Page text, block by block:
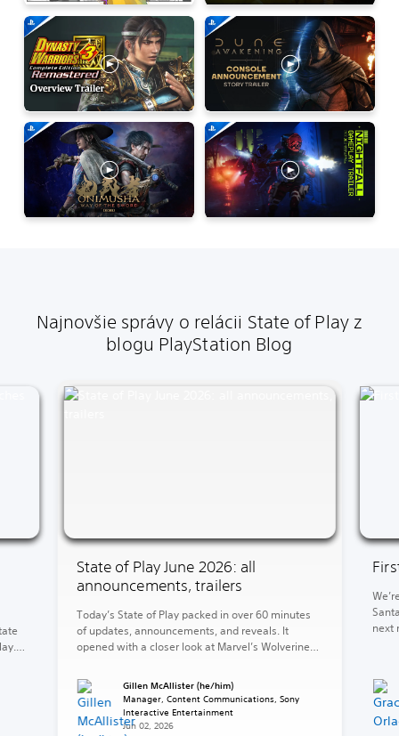
Najnovšie správy o relácii State of Play z
blogu PlayStation Blog
State of Play June 2026: all
announcements, trailers
Today’s State of Play packed in over 60 minutes
of updates, announcements, and reveals. It
opened with a closer look at Marvel’s Wolverine
Laufey. Between those two heavyweights, a
barrage of release dates, fresh looks, and
surprises. The rest of your 2026 is looking stacked
(and […]
Gillen McAllister (he/him)
Manager, Content Communications, Sony
Interactive Entertainment
Jun 02, 2026
next
end,